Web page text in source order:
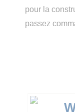
pour la
passez